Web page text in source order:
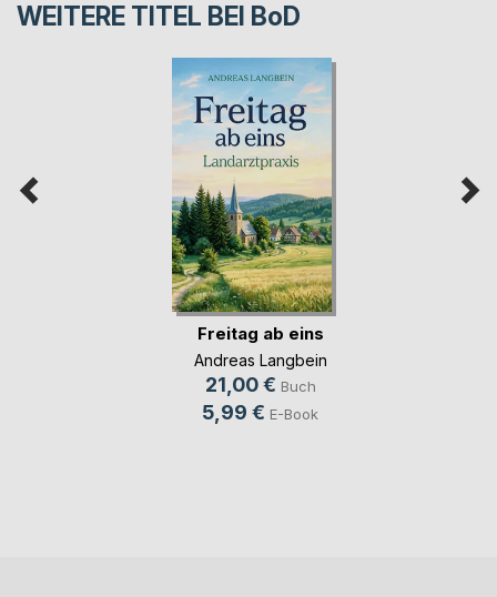
WEITERE TITEL BEI BoD
Freitag ab eins
Andreas Langbein
21,00 € Buch
5,99 € E-Book